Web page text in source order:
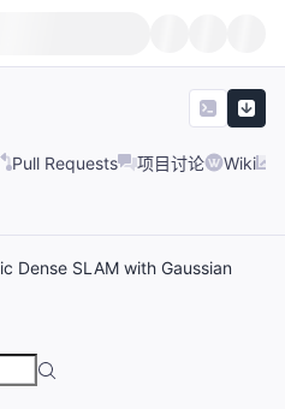
Pull Requests 项目讨论 Wiki
Dense SLAM with Gaussian